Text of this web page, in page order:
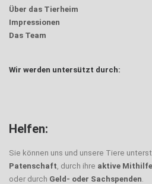
Über das Tierheim
Impressionen
Das Team
Wir werden untersützt durch:
Helfen:
Sie können uns und unsere Tiere
Patenschaft, durch ihre aktive Mithilfe
oder durch Geld- oder Sachspenden.